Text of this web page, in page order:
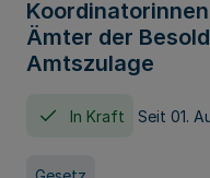
Ämter der
Amtszulage
In Kraft Seit 01.